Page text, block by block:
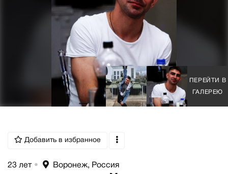
ПЕРЕЙТИ В
ГАЛЕРЕЮ
Добавить в избранное
23 лет • Воронеж, Россия